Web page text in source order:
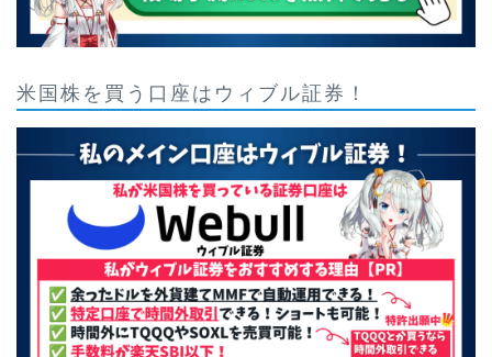
米国株を買う口座はウィブル証券！